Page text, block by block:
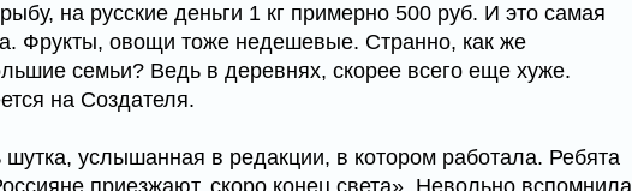
на русские деньги 1 кг примерно 500 руб. И это самая
Фрукты, овощи тоже недешевые. Странно, как же
семьи? Ведь в деревнях, скорее всего еще хуже.
на Создателя.
услышанная в редакции, в котором работала. Ребята
приезжают, скоро конец света». Невольно вспомнила